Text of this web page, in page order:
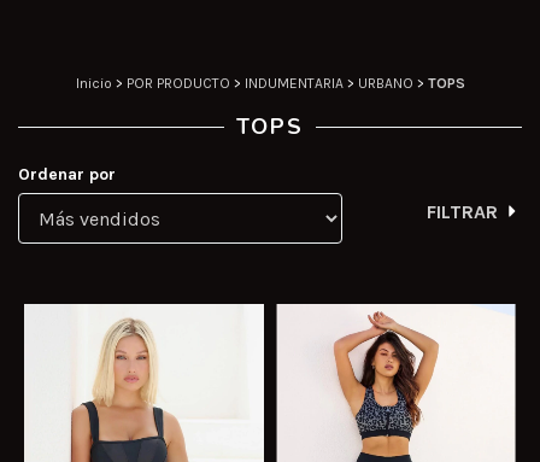
Inicio > POR PRODUCTO > INDUMENTARIA > URBANO > TOPS
TOPS
Ordenar por
FILTRAR